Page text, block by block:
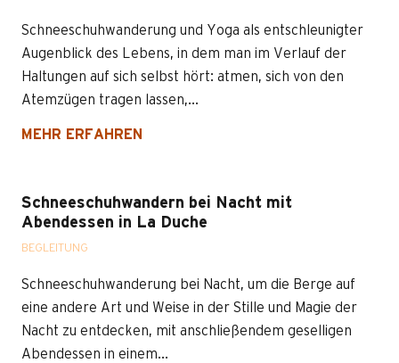
Schneeschuhwanderung und Yoga als entschleunigter
Augenblick des Lebens, in dem man im Verlauf der
Haltungen auf sich selbst hört: atmen, sich von den
Atemzügen tragen lassen,...
MEHR ERFAHREN
Schneeschuhwandern bei Nacht mit
Abendessen in La Duche
BEGLEITUNG
Schneeschuhwanderung bei Nacht, um die Berge auf
eine andere Art und Weise in der Stille und Magie der
Nacht zu entdecken, mit anschließendem geselligen
Abendessen in einem...